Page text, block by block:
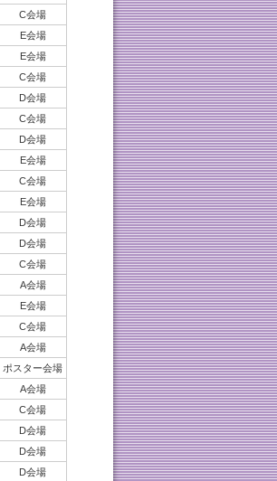
C会場
E会場
E会場
C会場
D会場
C会場
D会場
E会場
C会場
E会場
D会場
D会場
C会場
A会場
E会場
C会場
A会場
ポスター会場
A会場
C会場
D会場
D会場
D会場